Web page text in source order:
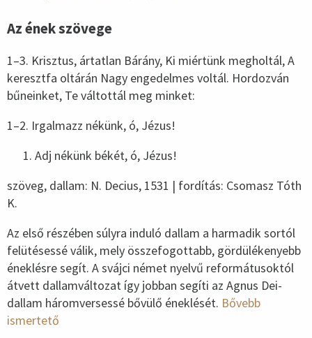
Az ének szövege
1–3. Krisztus, ártatlan Bárány, Ki miértünk megholtál, A
keresztfa oltárán Nagy engedelmes voltál. Hordozván
bűneinket, Te váltottál meg minket:
1–2. Irgalmazz nékünk, ó, Jézus!
Adj nékünk békét, ó, Jézus!
szöveg, dallam: N. Decius, 1531 | fordítás: Csomasz Tóth
K.
Az első részében súlyra induló dallam a harmadik sortól
felütésessé válik, mely összefogottabb, gördülékenyebb
éneklésre segít. A svájci német nyelvű reformátusoktól
átvett dallamváltozat így jobban segíti az Agnus Dei-
dallam háromversessé bővülő éneklését. Bővebb
ismertető